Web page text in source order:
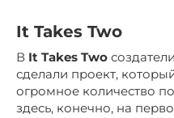
It Takes Two
В It Takes Two
сделали проект,
огромное количество
здесь, конечно, на